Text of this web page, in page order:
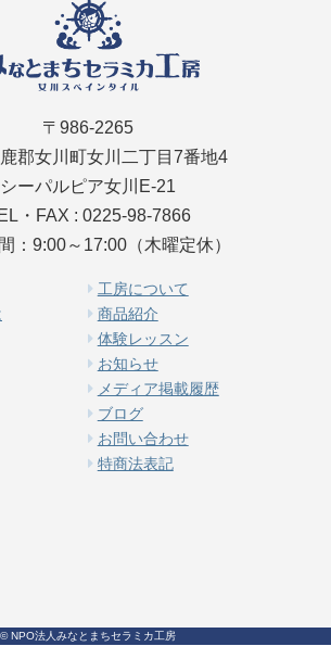
〒986-2265
郡女川町女川二丁目7番地4
シーパルピア女川E-21
・FAX : 0225-98-7866
：9:00～17:00（木曜定休）
工房について
商品紹介
体験レッスン
お知らせ
メディア掲載履歴
ブログ
お問い合わせ
特商法表記
© NPO法人みなとまちセラミカ工房